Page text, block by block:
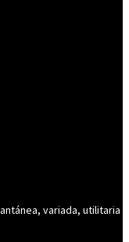
variada, utilitaria